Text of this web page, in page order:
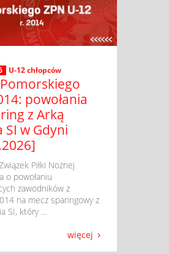
U-12 chłopców
powołania
z Arką
SI w Gdyni
Piłki Nożnej
o powołaniu
zawodników z
na mecz sparingowy z
SI, który ...
więcej